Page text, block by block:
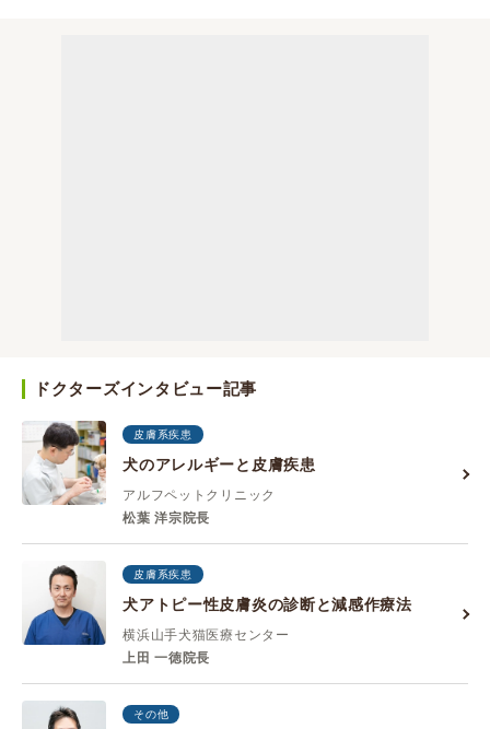
ドクターズインタビュー記事
皮膚系疾患
犬のアレルギーと皮膚疾患
アルフペットクリニック
松葉 洋宗院長
皮膚系疾患
犬アトピー性皮膚炎の診断と減感作療法
横浜山手犬猫医療センター
上田 一徳院長
その他